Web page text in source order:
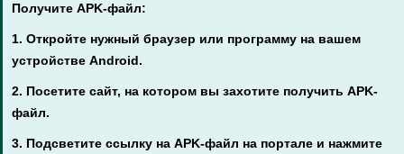
Получите APK-файл:
1. Откройте нужный браузер или программу на вашем
устройстве Android.
2. Посетите сайт, на котором вы захотите получить APK-
файл.
3. Подсветите ссылку на APK-файл на портале и нажмите